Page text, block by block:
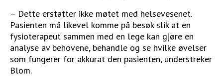
– Dette erstatter ikke møtet med helsevesenet.
Pasienten må likevel komme på besøk slik at en
fysioterapeut sammen med en lege kan gjøre en
analyse av behovene, behandle og se hvilke øvelser
som fungerer for akkurat den pasienten, understreker
Blom.